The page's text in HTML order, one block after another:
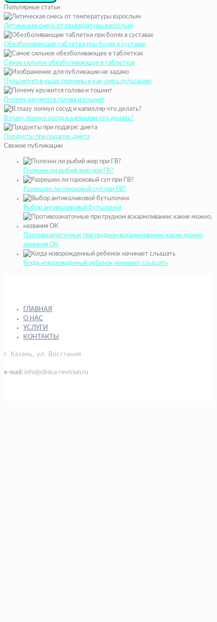
Популярные статьи
Литическая смесь от температуры взрослым
Обезболивающие таблетки при болях в суставах
Самое сильное обезболивающее в таблетках
Пульсирует в ушах: причины и как снять пульсацию
Почему кружится голова и тошнит
В глазу лопнул сосуд и капилляр что делать?
Продукты при подагре: диета
Свежие публикации
Полезен ли рыбий жир при ГВ?
Разрешен ли гороховый суп при ГВ?
Выбор антиколиковой бутылочки
Противозачаточные при грудном вскармливании: какие можно,
названия ОК
Когда новорожденный ребенок начинает слышать
ГЛАВНАЯ
О НАС
УСЛУГИ
КОНТАКТЫ
г. Казань, ул. Восстания
e-mail: info@clinica-revision.ru